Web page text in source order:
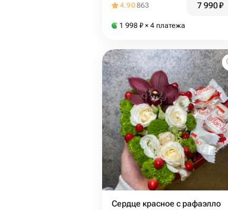
4.90863 7 990₽
1 998 ₽ × 4 платежа
Сердце красное с рафаэлло